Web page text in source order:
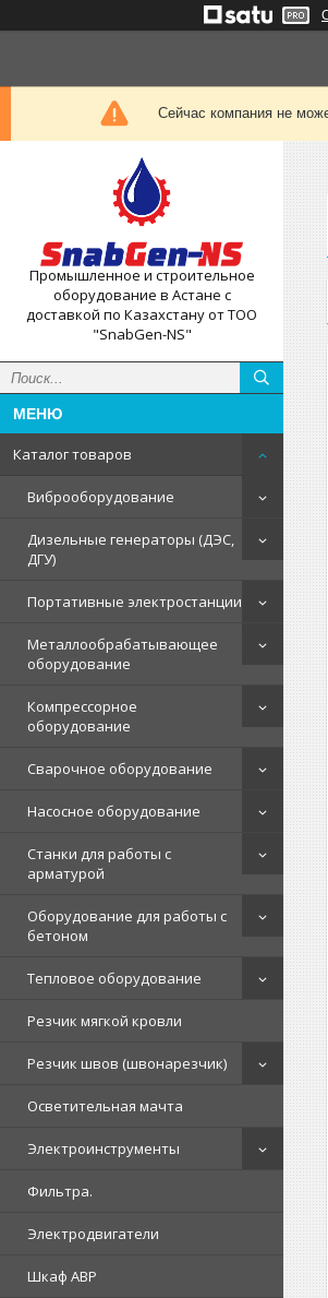
Сейчас компания не
Промышленное и строительное
оборудование в Астане с
доставкой по Казахстану от ТОО
"SnabGen-NS"
Каталог товаров
Виброоборудование
Дизельные генераторы (ДЭС,
ДГУ)
Портативные электростанции
Металлообрабатывающее
оборудование
Компрессорное
оборудование
Сварочное оборудование
Насосное оборудование
Станки для работы с
арматурой
Оборудование для работы с
бетоном
Тепловое оборудование
Резчик мягкой кровли
Резчик швов (швонарезчик)
Осветительная мачта
Электроинструменты
Фильтра.
Электродвигатели
Шкаф АВР